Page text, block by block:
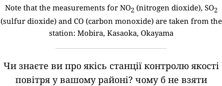
Note that the measurements for NO2 (nitrogen dioxide), SO2
(sulfur dioxide) and CO (carbon monoxide) are taken from the
station: Mobira, Kasaoka, Okayama
Чи знаєте ви про якісь станції контролю якості
повітря у вашому районі? чому б не взяти